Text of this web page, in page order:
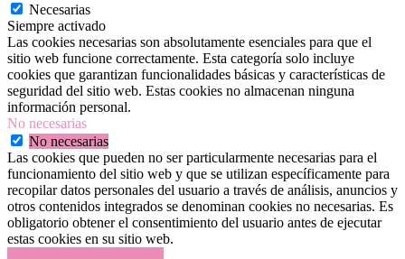
Necesarias
Siempre activado
Las cookies necesarias son absolutamente esenciales para que el
sitio web funcione correctamente. Esta categoría solo incluye
cookies que garantizan funcionalidades básicas y características de
seguridad del sitio web. Estas cookies no almacenan ninguna
información personal.
No necesarias
No necesarias
Las cookies que pueden no ser particularmente necesarias para el
funcionamiento del sitio web y que se utilizan específicamente para
recopilar datos personales del usuario a través de análisis, anuncios y
otros contenidos integrados se denominan cookies no necesarias. Es
obligatorio obtener el consentimiento del usuario antes de ejecutar
estas cookies en su sitio web.